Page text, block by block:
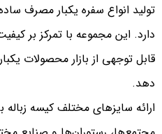
تولید انواع سفره یکبار مصرف
دارد. این مجموعه با تمرکز بر
قابل توجهی از بازار محصولات
دهد.
ارائه سایزهای مختلف کیسه زباله